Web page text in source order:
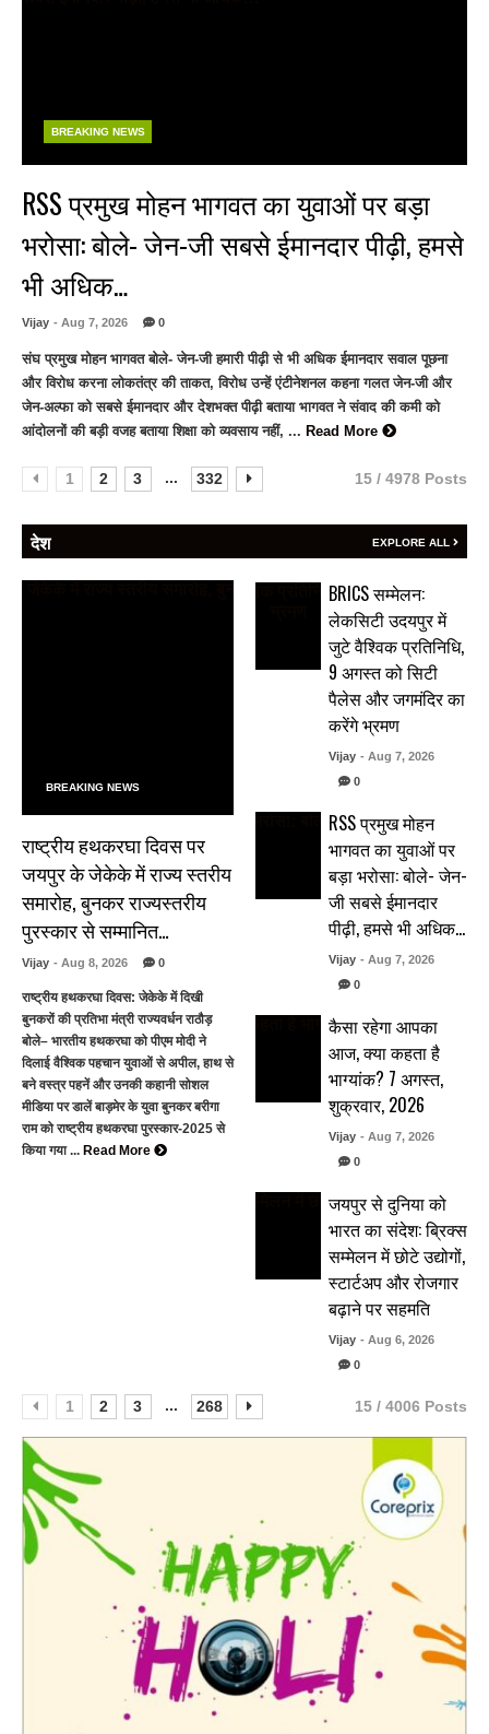
BREAKING NEWS
RSS प्रमुख मोहन भागवत का युवाओं पर बड़ा
भरोसा: बोले- जेन-जी सबसे ईमानदार पीढ़ी, हमसे
भी अधिक…
Vijay - Aug 7, 2026 0
संघ प्रमुख मोहन भागवत बोले- जेन-जी हमारी पीढ़ी से भी अधिक ईमानदार सवाल पूछना
और विरोध करना लोकतंत्र की ताकत, विरोध उन्हें एंटीनेशनल कहना गलत जेन-जी और
जेन-अल्फा को सबसे ईमानदार और देशभक्त पीढ़ी बताया भागवत ने संवाद की कमी को
आंदोलनों की बड़ी वजह बताया शिक्षा को व्यवसाय नहीं, ... Read More
1 2 3 ... 332 15 / 4978 Posts
देश EXPLORE ALL
BREAKING NEWS
राष्ट्रीय हथकरघा दिवस पर
जयपुर के जेकेके में राज्य स्तरीय
समारोह, बुनकर राज्यस्तरीय
पुरस्कार से सम्मानित…
Vijay - Aug 8, 2026 0
राष्ट्रीय हथकरघा दिवस: जेकेके में दिखी
बुनकरों की प्रतिभा मंत्री राज्यवर्धन राठौड़
बोले– भारतीय हथकरघा को पीएम मोदी ने
दिलाई वैश्विक पहचान युवाओं से अपील, हाथ से
बने वस्त्र पहनें और उनकी कहानी सोशल
मीडिया पर डालें बाड़मेर के युवा बुनकर बरीगा
राम को राष्ट्रीय हथकरघा पुरस्कार-2025 से
किया गया ... Read More
BRICS सम्मेलन:
लेकसिटी उदयपुर में
जुटे वैश्विक प्रतिनिधि,
9 अगस्त को सिटी
पैलेस और जगमंदिर का
करेंगे भ्रमण
Vijay - Aug 7, 2026
0
RSS प्रमुख मोहन
भागवत का युवाओं पर
बड़ा भरोसा: बोले- जेन-
जी सबसे ईमानदार
पीढ़ी, हमसे भी अधिक…
Vijay - Aug 7, 2026
0
कैसा रहेगा आपका
आज, क्या कहता है
भाग्यांक? 7 अगस्त,
शुक्रवार, 2026
Vijay - Aug 7, 2026
0
जयपुर से दुनिया को
भारत का संदेश: ब्रिक्स
सम्मेलन में छोटे उद्योगों,
स्टार्टअप और रोजगार
बढ़ाने पर सहमति
Vijay - Aug 6, 2026
0
1 2 3 ... 268 15 / 4006 Posts